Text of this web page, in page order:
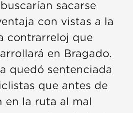
sacarse
con vistas a la
contrarreloj que
en Bragado.
quedó sentenciada
que antes de
en la ruta al mal